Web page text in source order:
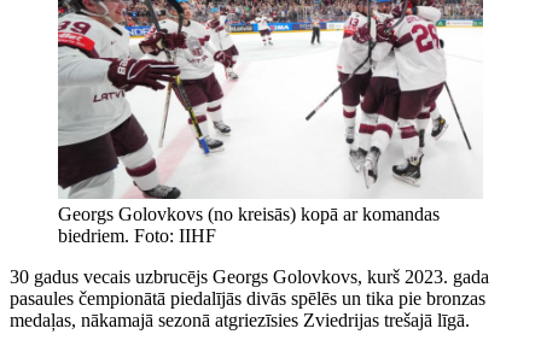
Georgs Golovkovs (no kreisās) kopā ar komandas
biedriem. Foto: IIHF
30 gadus vecais uzbrucējs Georgs Golovkovs, kurš 2023. gada
pasaules čempionātā piedalījās divās spēlēs un tika pie bronzas
medaļas, nākamajā sezonā atgriezīsies Zviedrijas trešajā līgā.